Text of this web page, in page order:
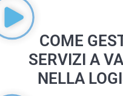
COME
SERVIZI A
NELLA